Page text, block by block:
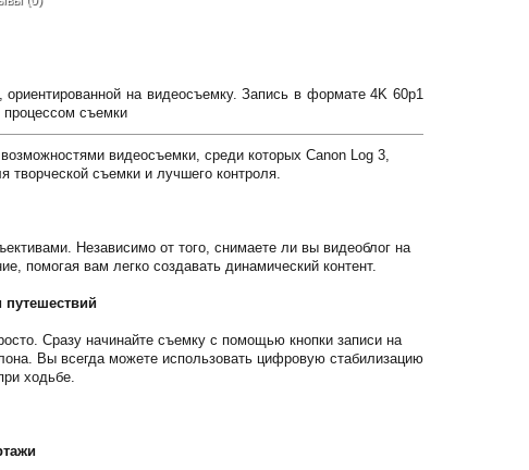
на видеосъемку. Запись в формате 4K 60p1
съемки
видеосъемки, среди которых Canon Log 3,
творческой съемки и лучшего контроля.
Независимо от того, снимаете ли вы видеоблог на
помогая вам легко создавать динамический контент.
Сразу начинайте съемку с помощью кнопки записи на
Вы всегда можете использовать цифровую стабилизацию
ходьбе.